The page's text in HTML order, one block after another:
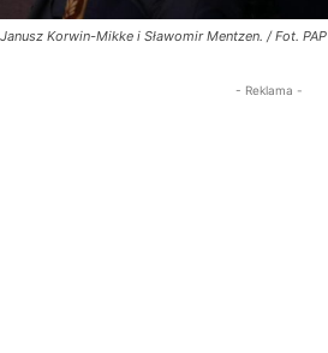
Janusz Korwin-Mikke i Sławomir Mentzen. / Fot. PAP
- Reklama -